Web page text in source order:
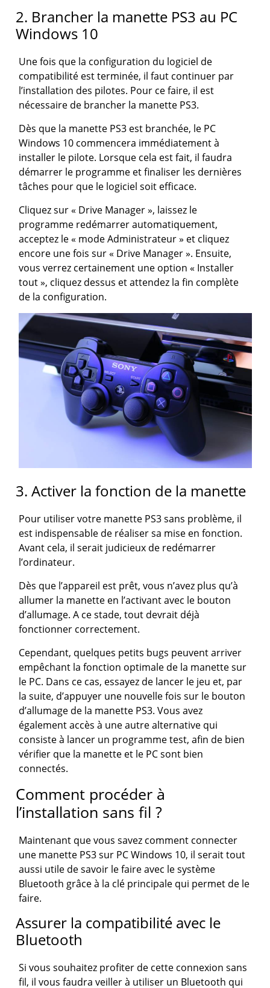
2. Brancher la manette PS3 au PC
Windows 10
Une fois que la configuration du logiciel de
compatibilité est terminée, il faut continuer par
l’installation des pilotes. Pour ce faire, il est
nécessaire de brancher la manette PS3.
Dès que la manette PS3 est branchée, le PC
Windows 10 commencera immédiatement à
installer le pilote. Lorsque cela est fait, il faudra
démarrer le programme et finaliser les dernières
tâches pour que le logiciel soit efficace.
Cliquez sur « Drive Manager », laissez le
programme redémarrer automatiquement,
acceptez le « mode Administrateur » et cliquez
encore une fois sur « Drive Manager ». Ensuite,
vous verrez certainement une option « Installer
tout », cliquez dessus et attendez la fin complète
de la configuration.
3. Activer la fonction de la manette
Pour utiliser votre manette PS3 sans problème, il
est indispensable de réaliser sa mise en fonction.
Avant cela, il serait judicieux de redémarrer
l’ordinateur.
Dès que l’appareil est prêt, vous n’avez plus qu’à
allumer la manette en l’activant avec le bouton
d’allumage. A ce stade, tout devrait déjà
fonctionner correctement.
Cependant, quelques petits bugs peuvent arriver
empêchant la fonction optimale de la manette sur
le PC. Dans ce cas, essayez de lancer le jeu et, par
la suite, d’appuyer une nouvelle fois sur le bouton
d’allumage de la manette PS3. Vous avez
également accès à une autre alternative qui
consiste à lancer un programme test, afin de bien
vérifier que la manette et le PC sont bien
connectés.
Comment procéder à
l’installation sans fil ?
Maintenant que vous savez comment connecter
une manette PS3 sur PC Windows 10, il serait tout
aussi utile de savoir le faire avec le système
Bluetooth grâce à la clé principale qui permet de le
faire.
Assurer la compatibilité avec le
Bluetooth
Si vous souhaitez profiter de cette connexion sans
fil, il vous faudra veiller à utiliser un Bluetooth qui